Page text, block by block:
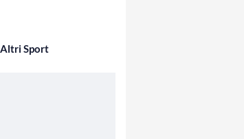
Altri Sport